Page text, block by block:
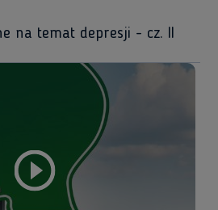
na temat depresji - cz. II